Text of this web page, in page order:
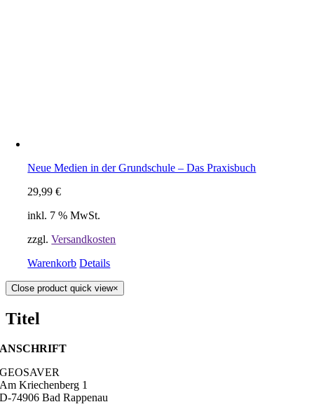
Neue Medien in der Grundschule – Das Praxisbuch
29,99€
inkl. 7 % MwSt.
zzgl.Versandkosten
Warenkorb Details
Close product quick view×
Titel
ANSCHRIFT
GEOSAVER
Am Kriechenberg 1
D-74906 Bad Rappenau